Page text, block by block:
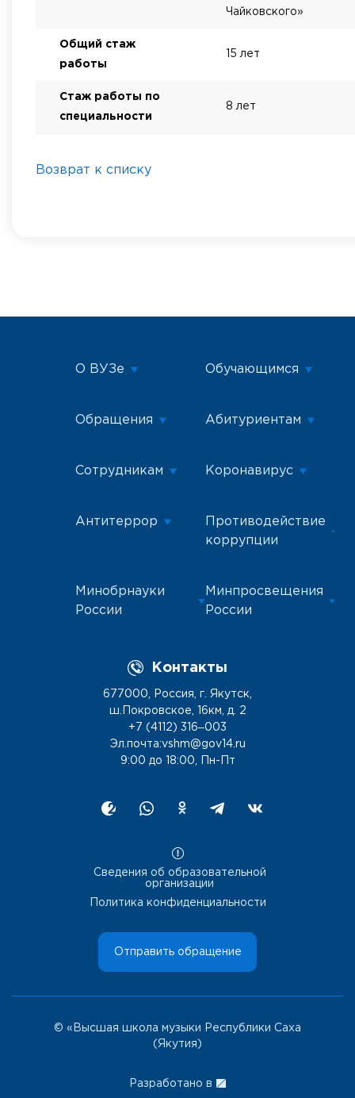
Чайковского»
Общий стаж
работы
15 лет
Стаж работы по
специальности
8 лет
Возврат к списку
О ВУЗе Обучающимся
Обращения Абитуриентам
Сотрудникам Коронавирус
Антитеррор
Противодействие
коррупции
Минобрнауки
России
Минпросвещения
России
Контакты
677000, Россия, г. Якутск,
ш.Покровское, 16км, д. 2
+7 (4112) 316‒003
Эл.почта:vshm@gov14.ru
9:00 до 18:00, Пн-Пт
Отправить обращение
Сведения об образовательной
организации
Политика конфиденциальности
© «Высшая школа музыки Республики Саха
(Якутия)
Разработано в